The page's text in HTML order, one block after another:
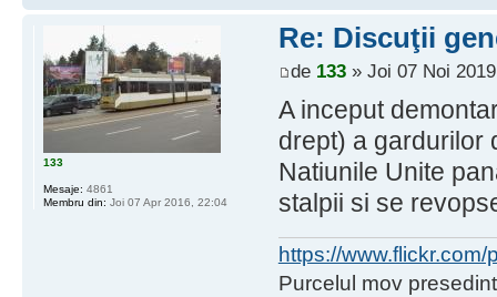
Re: Discuţii
de 133» Joi 07 Noi
A inceput
drept) a gardurilor
Natiunile Unite
stalpii si se
https://
Purcelul mov
133
Mesaje: 4861
Membru din: Joi 07 Apr 2016, 22:04